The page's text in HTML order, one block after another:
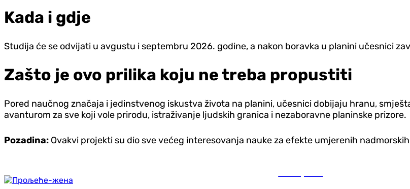
Kada i gdje
Studija će se odvijati u avgustu i septembru 2026. godine, a nakon boravka u planini učesnici
Zašto je ovo prilika koju ne treba propustiti
Pored naučnog značaja i jedinstvenog iskustva života na planini, učesnici dobijaju hranu,
avanturom za sve koji vole prirodu, istraživanje ljudskih granica i nezaboravne planinske prizore.
Pozadina: Ovakvi projekti su dio sve većeg interesovanja nauke za efekte umjerenih